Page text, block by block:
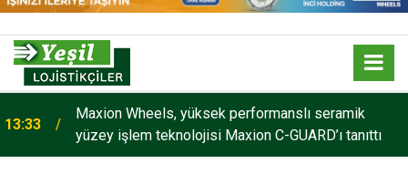
13:33
Maxion Wheels, yüksek performanslı seramik
yüzey işlem teknolojisi Maxion C-GUARD’ı tanıttı